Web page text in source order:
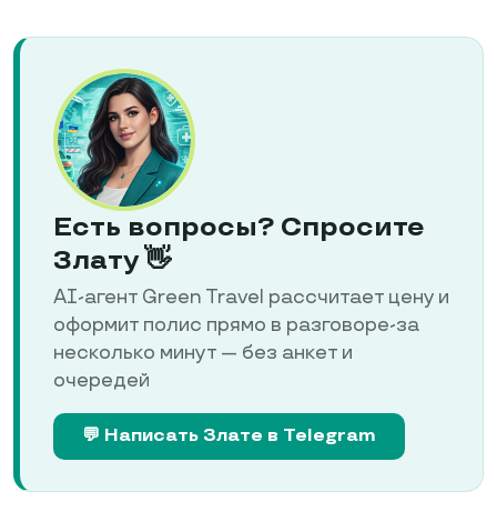
Есть вопросы? Спросите
Злату 👋
AI-агент Green Travel рассчитает цену и
оформит полис прямо в разговоре-за
несколько минут — без анкет и
очередей
💬 Написать Злате в Telegram